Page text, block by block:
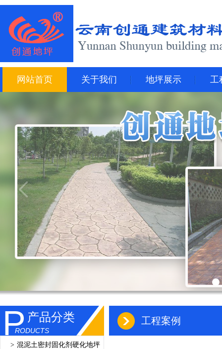
网站首页 关于我们 地坪展示 工
P产品分类
RODUCTS
> 混泥土密封固化剂硬化地坪
工程案例